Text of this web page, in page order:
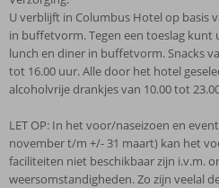
U verblijft in Columbus Hotel op basis
in buffetvorm. Tegen een toeslag kunt
lunch en diner in buffetvorm. Snacks
tot 16.00 uur. Alle door het hotel
alcoholvrije drankjes van 10.00 tot
LET OP: In het voor/naseizoen en
november t/m +/- 31 maart) kan het
faciliteiten niet beschikbaar zijn i.v.m.
weersomstandigheden. Zo zijn veelal